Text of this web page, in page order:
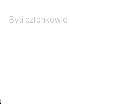
Byli członkowie